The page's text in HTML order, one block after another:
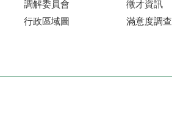
調解委員會
行政區域圖
徵才資訊
滿意度調查